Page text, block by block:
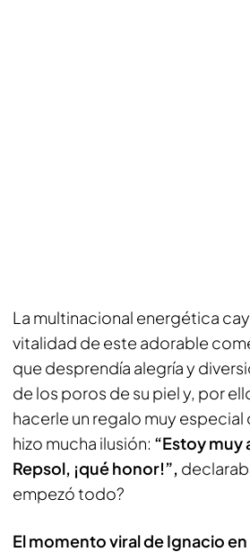
La multinacional energética
vitalidad de este adorable
que desprendía alegría y
de los poros de su piel y, por
hacerle un regalo muy especial
hizo mucha ilusión: “Estoy
Repsol, ¡qué honor!”,
empezó todo?
El momento viral de Ignacio en